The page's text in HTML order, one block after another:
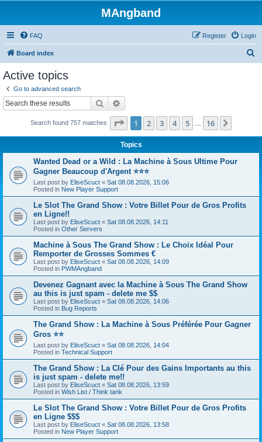
MAngband
FAQ Login
Register
Board index
Active topics
Go to advanced search
Search
Search found 757 matches Page 1of 16
1 2 3 4 5 16
Topics
Wanted Dead or a Wild : La Machine à Sous Ultime Pour
Gagner Beaucoup d'Argent ⭐⭐⭐
Last post by EliseScuct « Sat 08.08.2026, 15:06
Posted in New Player Support
Le Slot The Grand Show : Votre Billet Pour de Gros Profits
en Ligne!!
Last post by EliseScuct « Sat 08.08.2026, 14:11
Posted in Other Servers
Machine à Sous The Grand Show : Le Choix Idéal Pour
Remporter de Grosses Sommes €
Last post by EliseScuct « Sat 08.08.2026, 14:09
Posted in PWMAngband
Devenez Gagnant avec la Machine à Sous The Grand Show
au this is just spam - delete me $$
Last post by EliseScuct « Sat 08.08.2026, 14:06
Posted in Bug Reports
The Grand Show : La Machine à Sous Préférée Pour Gagner
Gros ⭐⭐
Last post by EliseScuct « Sat 08.08.2026, 14:04
Posted in Technical Support
The Grand Show : La Clé Pour des Gains Importants au this
is just spam - delete me!!
Last post by EliseScuct « Sat 08.08.2026, 13:59
Posted in Wish List / Think tank
Le Slot The Grand Show : Votre Billet Pour de Gros Profits
en Ligne $$$
Last post by EliseScuct « Sat 08.08.2026, 13:58
Posted in New Player Support